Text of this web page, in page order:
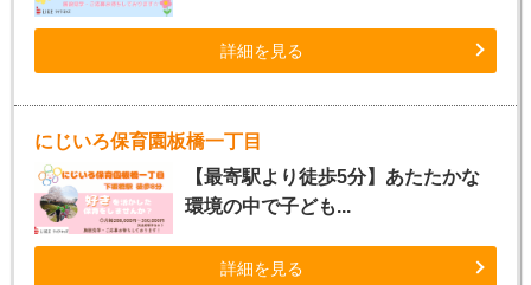
詳細を見る
にじいろ保育園板橋一丁目
【最寄駅より徒歩5分】あたたかな
環境の中で子ども...
詳細を見る